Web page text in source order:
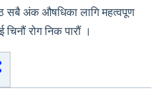
सबै अंक औषधिका लागि महत्वपूण
रोग निक पारौं ।